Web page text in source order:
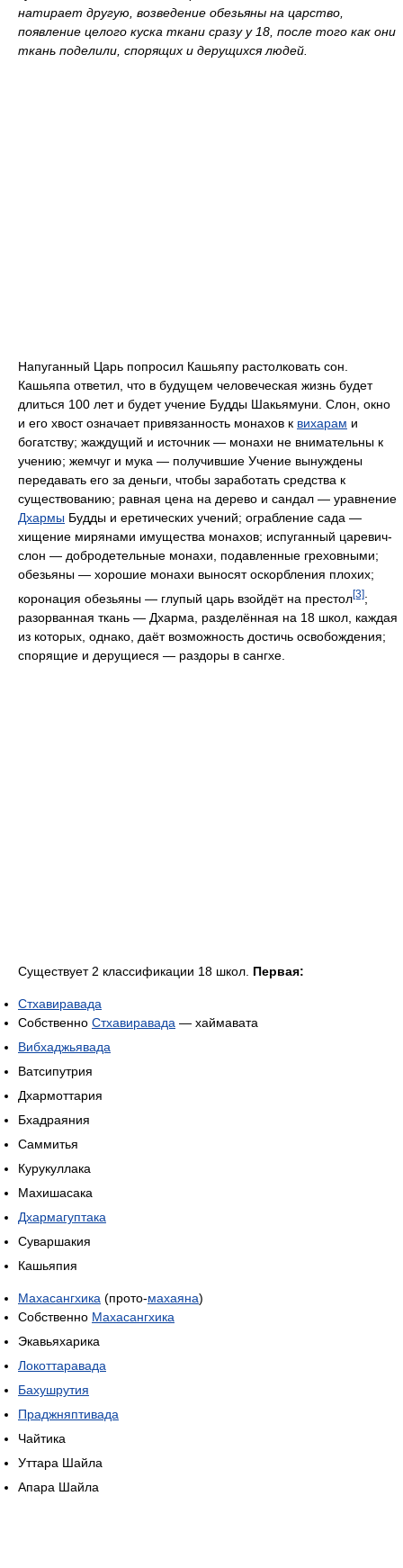
натирает другую, возведение обезьяны на царство,
появление целого куска ткани сразу у 18, после того как они
ткань поделили, спорящих и дерущихся людей.
Напуганный Царь попросил Кашьяпу растолковать сон.
Кашьяпа ответил, что в будущем человеческая жизнь будет
длиться 100 лет и будет учение Будды Шакьямуни. Слон, окно
и его хвост означает привязанность монахов к вихарам и
богатству; жаждущий и источник — монахи не внимательны к
учению; жемчуг и мука — получившие Учение вынуждены
передавать его за деньги, чтобы заработать средства к
существованию; равная цена на дерево и сандал — уравнение
Дхармы Будды и еретических учений; ограбление сада —
хищение мирянами имущества монахов; испуганный царевич-
слон — добродетельные монахи, подавленные греховными;
обезьяны — хорошие монахи выносят оскорбления плохих;
коронация обезьяны — глупый царь взойдёт на престол[3];
разорванная ткань — Дхарма, разделённая на 18 школ, каждая
из которых, однако, даёт возможность достичь освобождения;
спорящие и дерущиеся — раздоры в сангхе.
Существует 2 классификации 18 школ. Первая:
Стхавиравада
Собственно Стхавиравада — хаймавата
Вибхаджьявада
Ватсипутрия
Дхармоттария
Бхадраяния
Саммитья
Курукуллака
Махишасака
Дхармагуптака
Суваршакия
Кашьяпия
Махасангхика (прото-махаяна)
Собственно Махасангхика
Экавьяхарика
Локоттаравада
Бахушрутия
Праджняптивада
Чайтика
Уттара Шайла
Апара Шайла